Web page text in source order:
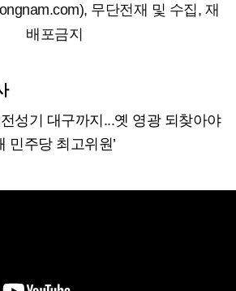
무단전재 및 수집, 재
배포금지
성기 대구까지...옛 영광 되찾아야
민주당 최고위원’